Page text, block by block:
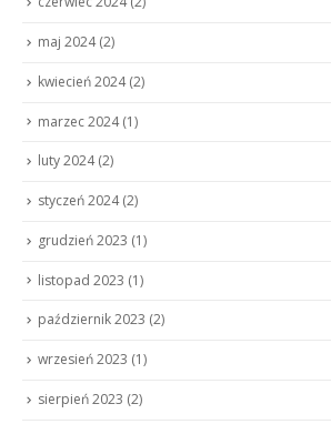
maj 2024(2)
kwiecień 2024(2)
marzec 2024(1)
luty 2024(2)
styczeń 2024(2)
grudzień 2023 (1)
listopad 2023 (1)
październik 2023 (2)
wrzesień 2023 (1)
sierpień 2023 (2)